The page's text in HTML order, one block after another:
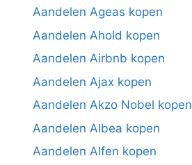
Aandelen Ageas kopen
Aandelen Ahold kopen
Aandelen Airbnb kopen
Aandelen Ajax kopen
Aandelen Akzo Nobel kopen
Aandelen Albea kopen
Aandelen Alfen kopen